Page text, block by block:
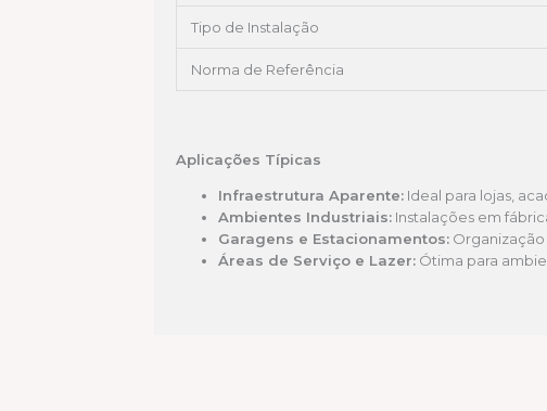
Tipo de Instalação
Norma de Referência
Aplicações Típicas
Infraestrutura Aparente: Ideal para lojas,
Ambientes Industriais: Instalações em
Garagens e Estacionamentos: Organização
Áreas de Serviço e Lazer: Ótima para